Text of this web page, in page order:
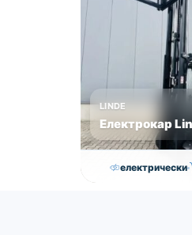
LINDE
Електрокар
електрически